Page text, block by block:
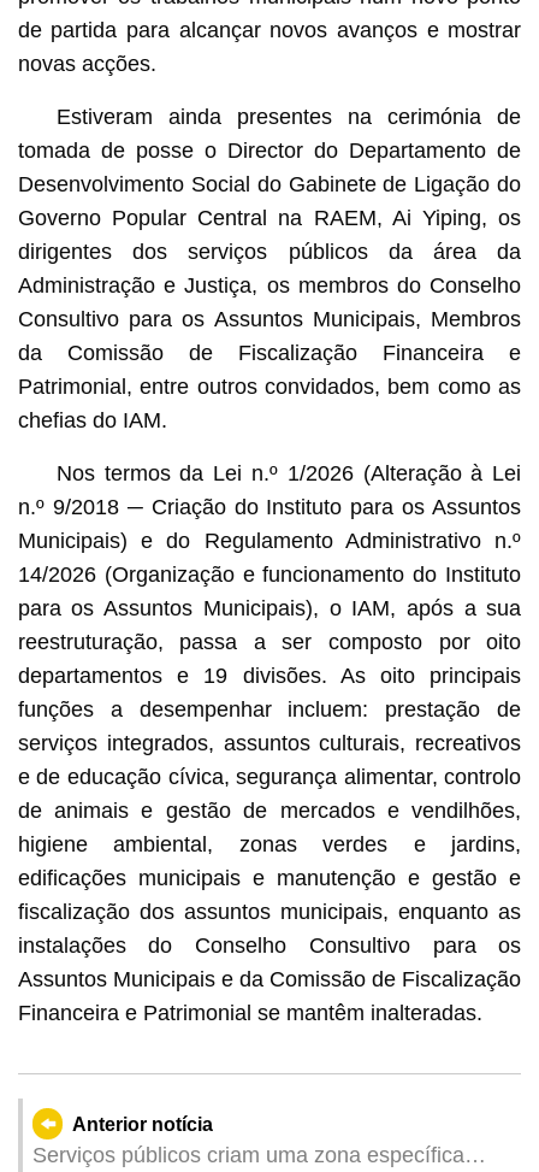
de partida para alcançar novos avanços e mostrar
novas acções.
Estiveram ainda presentes na cerimónia de
tomada de posse o Director do Departamento de
Desenvolvimento Social do Gabinete de Ligação do
Governo Popular Central na RAEM, Ai Yiping, os
dirigentes dos serviços públicos da área da
Administração e Justiça, os membros do Conselho
Consultivo para os Assuntos Municipais, Membros
da Comissão de Fiscalização Financeira e
Patrimonial, entre outros convidados, bem como as
chefias do IAM.
Nos termos da Lei n.º 1/2026 (Alteração à Lei
n.º 9/2018 ─ Criação do Instituto para os Assuntos
Municipais) e do Regulamento Administrativo n.º
14/2026 (Organização e funcionamento do Instituto
para os Assuntos Municipais), o IAM, após a sua
reestruturação, passa a ser composto por oito
departamentos e 19 divisões. As oito principais
funções a desempenhar incluem: prestação de
serviços integrados, assuntos culturais, recreativos
e de educação cívica, segurança alimentar, controlo
de animais e gestão de mercados e vendilhões,
higiene ambiental, zonas verdes e jardins,
edificações municipais e manutenção e gestão e
fiscalização dos assuntos municipais, enquanto as
instalações do Conselho Consultivo para os
Assuntos Municipais e da Comissão de Fiscalização
Financeira e Patrimonial se mantêm inalteradas.
Anterior notícia
Serviços públicos criam uma zona específica